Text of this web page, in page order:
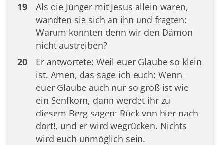
19
Als die Jünger mit Jesus allein waren,
wandten sie sich an ihn und fragten:
Warum konnten denn wir den Dämon
nicht austreiben?
20
Er antwortete: Weil euer Glaube so klein
ist. Amen, das sage ich euch: Wenn
euer Glaube auch nur so groß ist wie
ein Senfkorn, dann werdet ihr zu
diesem Berg sagen: Rück von hier nach
dort!, und er wird wegrücken. Nichts
wird euch unmöglich sein.